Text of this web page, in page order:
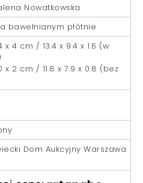
Nowatkowska
bawełnianym płótnie
x 4 cm / 13.4 x 9.4 x 1.6 (w
x 2 cm / 11.8 x 7.9 x 0.8 (bez
Dom Aukcyjny Warszawa